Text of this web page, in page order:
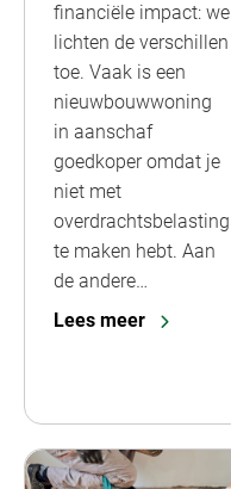
financiële impact: we
lichten de verschillen
toe. Vaak is een
nieuwbouwwoning
in aanschaf
goedkoper omdat je
niet met
overdrachtsbelasting
te maken hebt. Aan
de andere…
Lees meer